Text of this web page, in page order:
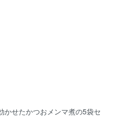
かせたかつおメンマ煮の5袋セ